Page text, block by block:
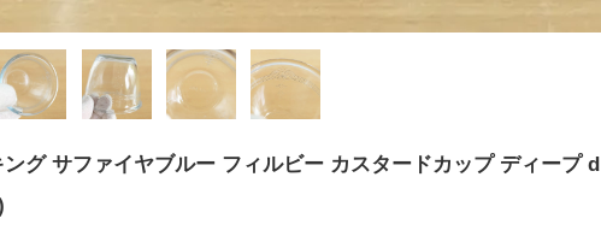
グ サファイヤブルー フィルビー カスタードカップ ディープ d